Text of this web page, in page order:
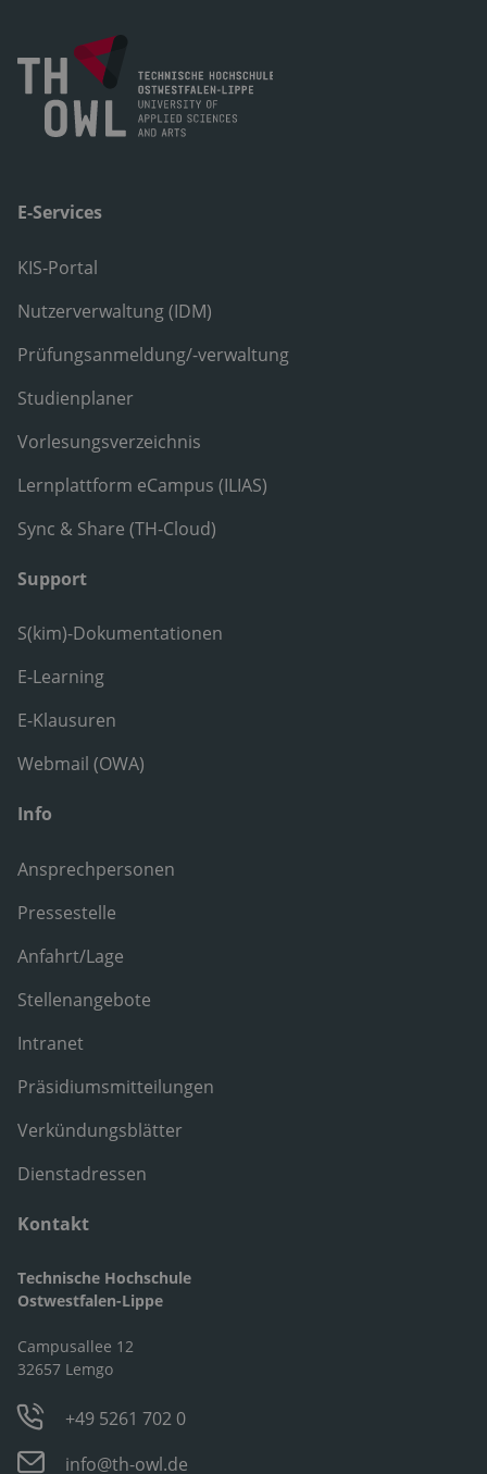
E-Services
KIS-Portal
Nutzerverwaltung (IDM)
Prüfungsanmeldung/-verwaltung
Studienplaner
Vorlesungsverzeichnis
Lernplattform eCampus (ILIAS)
Sync & Share (TH-Cloud)
Support
S(kim)-Dokumentationen
E-Learning
E-Klausuren
Webmail (OWA)
Info
Ansprechpersonen
Pressestelle
Anfahrt/Lage
Stellenangebote
Intranet
Präsidiumsmitteilungen
Verkündungsblätter
Dienstadressen
Kontakt
Technische Hochschule
Ostwestfalen-Lippe
Campusallee 12
32657 Lemgo
+49 5261 702 0
info@th-owl.de